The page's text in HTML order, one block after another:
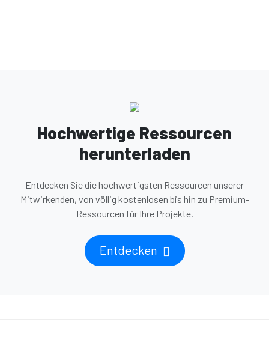
Hochwertige Ressourcen
herunterladen
Entdecken Sie die hochwertigsten Ressourcen unserer
Mitwirkenden, von völlig kostenlosen bis hin zu Premium-
Ressourcen für Ihre Projekte.
Entdecken